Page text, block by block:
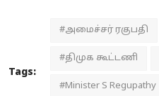
Tags:
#அமைச்சர் ரகுபதி
#திமுக கூட்டணி
#Minister S Regupathy